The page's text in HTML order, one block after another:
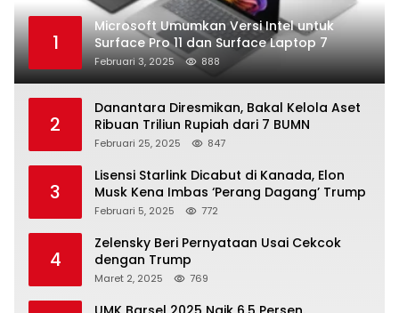
1
Microsoft Umumkan Versi Intel untuk
Surface Pro 11 dan Surface Laptop 7
Februari 3, 2025 888
2
Danantara Diresmikan, Bakal Kelola Aset
Ribuan Triliun Rupiah dari 7 BUMN
Februari 25, 2025 847
3
Lisensi Starlink Dicabut di Kanada, Elon
Musk Kena Imbas ‘Perang Dagang’ Trump
Februari 5, 2025 772
4
Zelensky Beri Pernyataan Usai Cekcok
dengan Trump
Maret 2, 2025 769